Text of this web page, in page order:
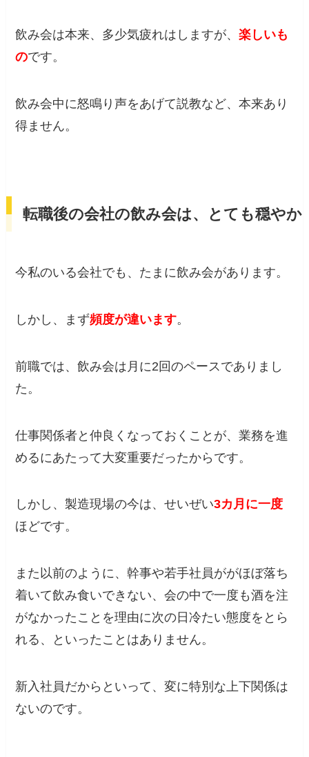
飲み会は本来、多少気疲れはしますが、楽しいも
のです。
飲み会中に怒鳴り声をあげて説教など、本来あり
得ません。
転職後の会社の飲み会は、とても穏やか
今私のいる会社でも、たまに飲み会があります。
しかし、まず頻度が違います。
前職では、飲み会は月に2回のペースでありまし
た。
仕事関係者と仲良くなっておくことが、業務を進
めるにあたって大変重要だったからです。
しかし、製造現場の今は、せいぜい3カ月に一度
ほどです。
また以前のように、幹事や若手社員ががほぼ落ち
着いて飲み食いできない、会の中で一度も酒を注
がなかったことを理由に次の日冷たい態度をとら
れる、といったことはありません。
新入社員だからといって、変に特別な上下関係は
ないのです。